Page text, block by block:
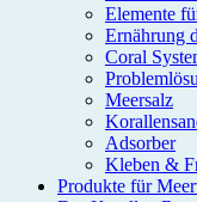
Elemente
Ernährung
Coral
Meersalz
Adsorber
Kleben &
Produkte für